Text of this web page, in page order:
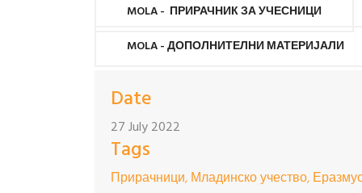
MOLA - ПРИРАЧНИК ЗА УЧЕСНИЦИ
MOLA - ДОПОЛНИТЕЛНИ МАТЕРИЈАЛИ
Date
27 July 2022
Tags
Прирачници, Младинско учество,